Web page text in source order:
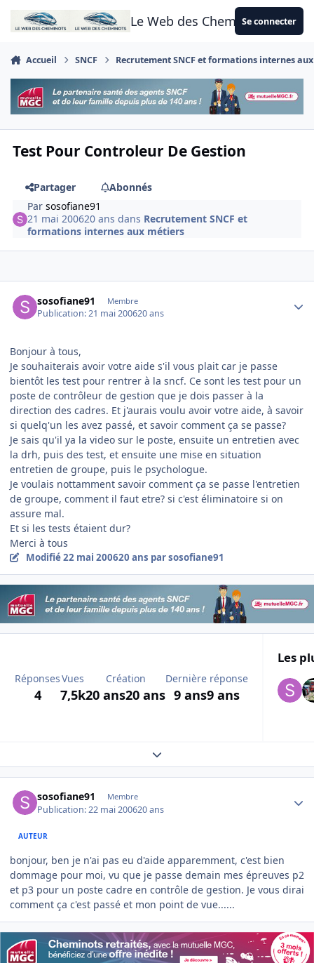
Aller au contenu
Le Web des CheminotsSe connecter
Accueil SNCF Recrutement SNCF et formations internes
Test Pour Controleur De Gestion
Partager
Abonnés
Parsosofiane91
21 mai 200620 ans dans Recrutement SNCF et
formations internes aux métiers
sosofiane91 Membre
Publication:21 mai 200620 ans
Bonjour à tous,
Je souhaiterais avoir votre aide s'il vous plait car je passe
bientôt les test pour rentrer à la sncf. Ce sont les test pour un
poste de contrôleur de gestion que je dois passer à la
direction des cadres. Et j'aurais voulu avoir votre aide, à savoir
si quelq'un les avez passé, et savoir comment ça se passe?
Je sais qu'il ya la video sur le poste, ensuite un entretien avec
la drh, puis des test, et ensuite une mise en situation
entretien de groupe, puis le psychologue.
Je voulais nottamment savoir comment ça se passe l'entretien
de groupe, comment il faut etre? si c'est éliminatoire si on
assure mal.
Et si les tests étaient dur?
Merci à tous
Modifié22 mai 200620 ans par sosofiane91
Réponses
4
Vues
7,5k
Création
20 ans20 ans
Dernière réponse
9 ans9 ans
Les
Expand topic overview
sosofiane91 Membre
Publication:22 mai 200620 ans
AUTEUR
bonjour, ben je n'ai pas eu d'aide apparemment, c'est bien
dommage pour moi, vu que je passe demain mes épreuves p2
et p3 pour un poste cadre en contrôle de gestion. Je vous dirai
comment ça c'est passé et mon point de vue......